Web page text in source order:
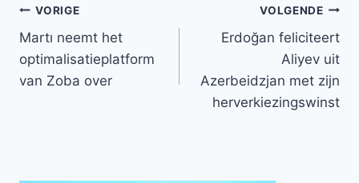
Bericht
navigatie
VORIGE
Martı neemt het
optimalisatieplatform
van Zoba over
VOLGENDE
Erdoğan feliciteert
Aliyev uit
Azerbeidzjan met zijn
herverkiezingswinst